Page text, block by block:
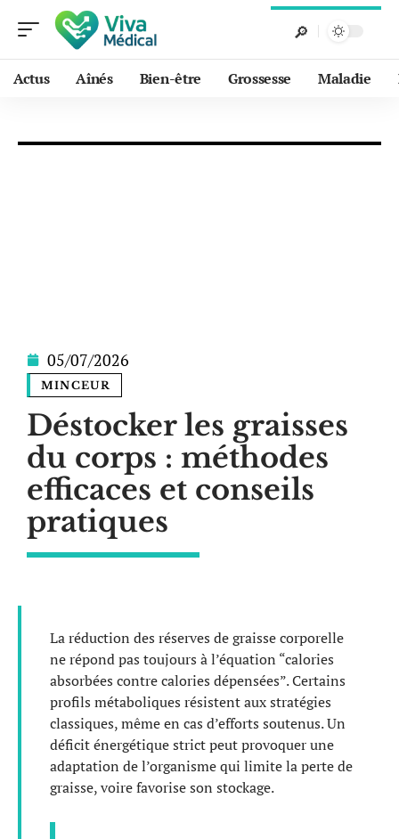
Actus Aînés Bien-être Grossesse Maladie
05/07/2026
MINCEUR
Déstocker les graisses
du corps : méthodes
efficaces et conseils
pratiques
La réduction des réserves de graisse corporelle
ne répond pas toujours à l’équation “calories
absorbées contre calories dépensées”. Certains
profils métaboliques résistent aux stratégies
classiques, même en cas d’efforts soutenus. Un
déficit énergétique strict peut provoquer une
adaptation de l’organisme qui limite la perte de
graisse, voire favorise son stockage.